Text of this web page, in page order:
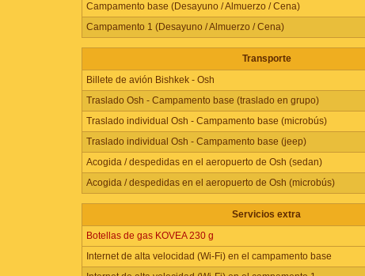
Campamento base (Desayuno / Almuerzo / Cena)
Campamento 1 (Desayuno / Almuerzo / Cena)
Transporte
Billete de avión Bishkek - Osh
Traslado Osh - Campamento base (traslado en grupo)
Traslado individual Osh - Campamento base (microbús)
Traslado individual Osh - Campamento base (jeep)
Acogida / despedidas en el aeropuerto de Osh (sedan)
Acogida / despedidas en el aeropuerto de Osh (microbús)
Servicios extra
Botellas de gas KOVEA 230 g
Internet de alta velocidad (Wi-Fi) en el campamento base